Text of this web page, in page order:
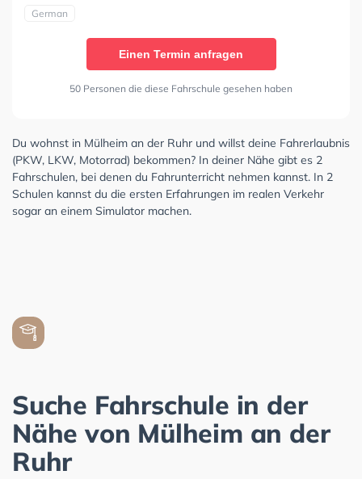
German
Einen Termin anfragen
50 Personen die diese Fahrschule gesehen haben
Du wohnst in Mülheim an der Ruhr und willst deine Fahrerlaubnis
(PKW, LKW, Motorrad) bekommen? In deiner Nähe gibt es 2
Fahrschulen, bei denen du Fahrunterricht nehmen kannst. In 2
Schulen kannst du die ersten Erfahrungen im realen Verkehr
sogar an einem Simulator machen.
Suche Fahrschule in der
Nähe von Mülheim an der
Ruhr